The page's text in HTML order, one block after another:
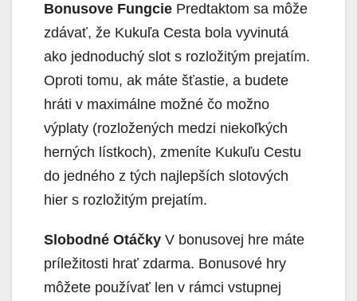
Bonusove Fungcie Predtaktom sa môže
zdávať, že Kukuľa Cesta bola vyvinutá
ako jednoduchý slot s rozložitým prejatím.
Oproti tomu, ak máte šťastie, a budete
hráti v maximálne možné čo možno
výplaty (rozložených medzi niekoľkých
herných lístkoch), zmeníte Kukuľu Cestu
do jedného z tých najlepších slotových
hier s rozložitým prejatím.
Slobodné Otáčky V bonusovej hre máte
príležitosti hrať zdarma. Bonusové hry
môžete používať len v rámci vstupnej